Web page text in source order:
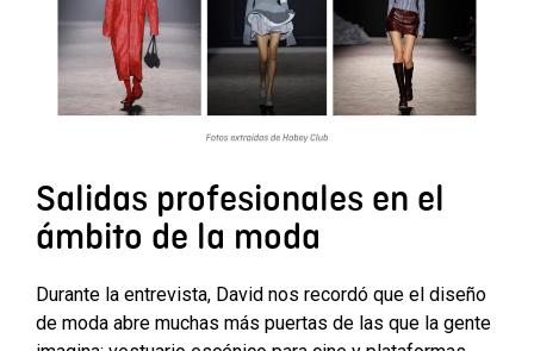
Salidas profesionales en el
ámbito de la moda
Durante la entrevista, David nos recordó que el diseño
de moda abre muchas más puertas de las que la gente